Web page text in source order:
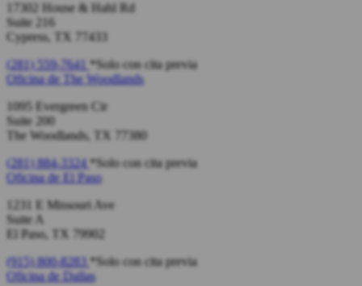
17302 House & Hahl Rd
Suite 216
Cypress, TX 77433
(281) 559-7641 *Solo con cita previa
Oficina de
The Woodlands
1095 Evergreen Cir
Suite 200
The Woodlands, TX 77380
(281) 884-3324 *Solo con cita previa
Oficina de El Paso
1231 E Missouri Ave
Suite A
El Paso, TX 79902
(915) 800-8283 *Solo con cita previa
Oficina de
Dallas